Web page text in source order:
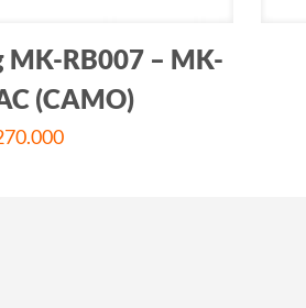
RB007 – MK-
(CAMO)